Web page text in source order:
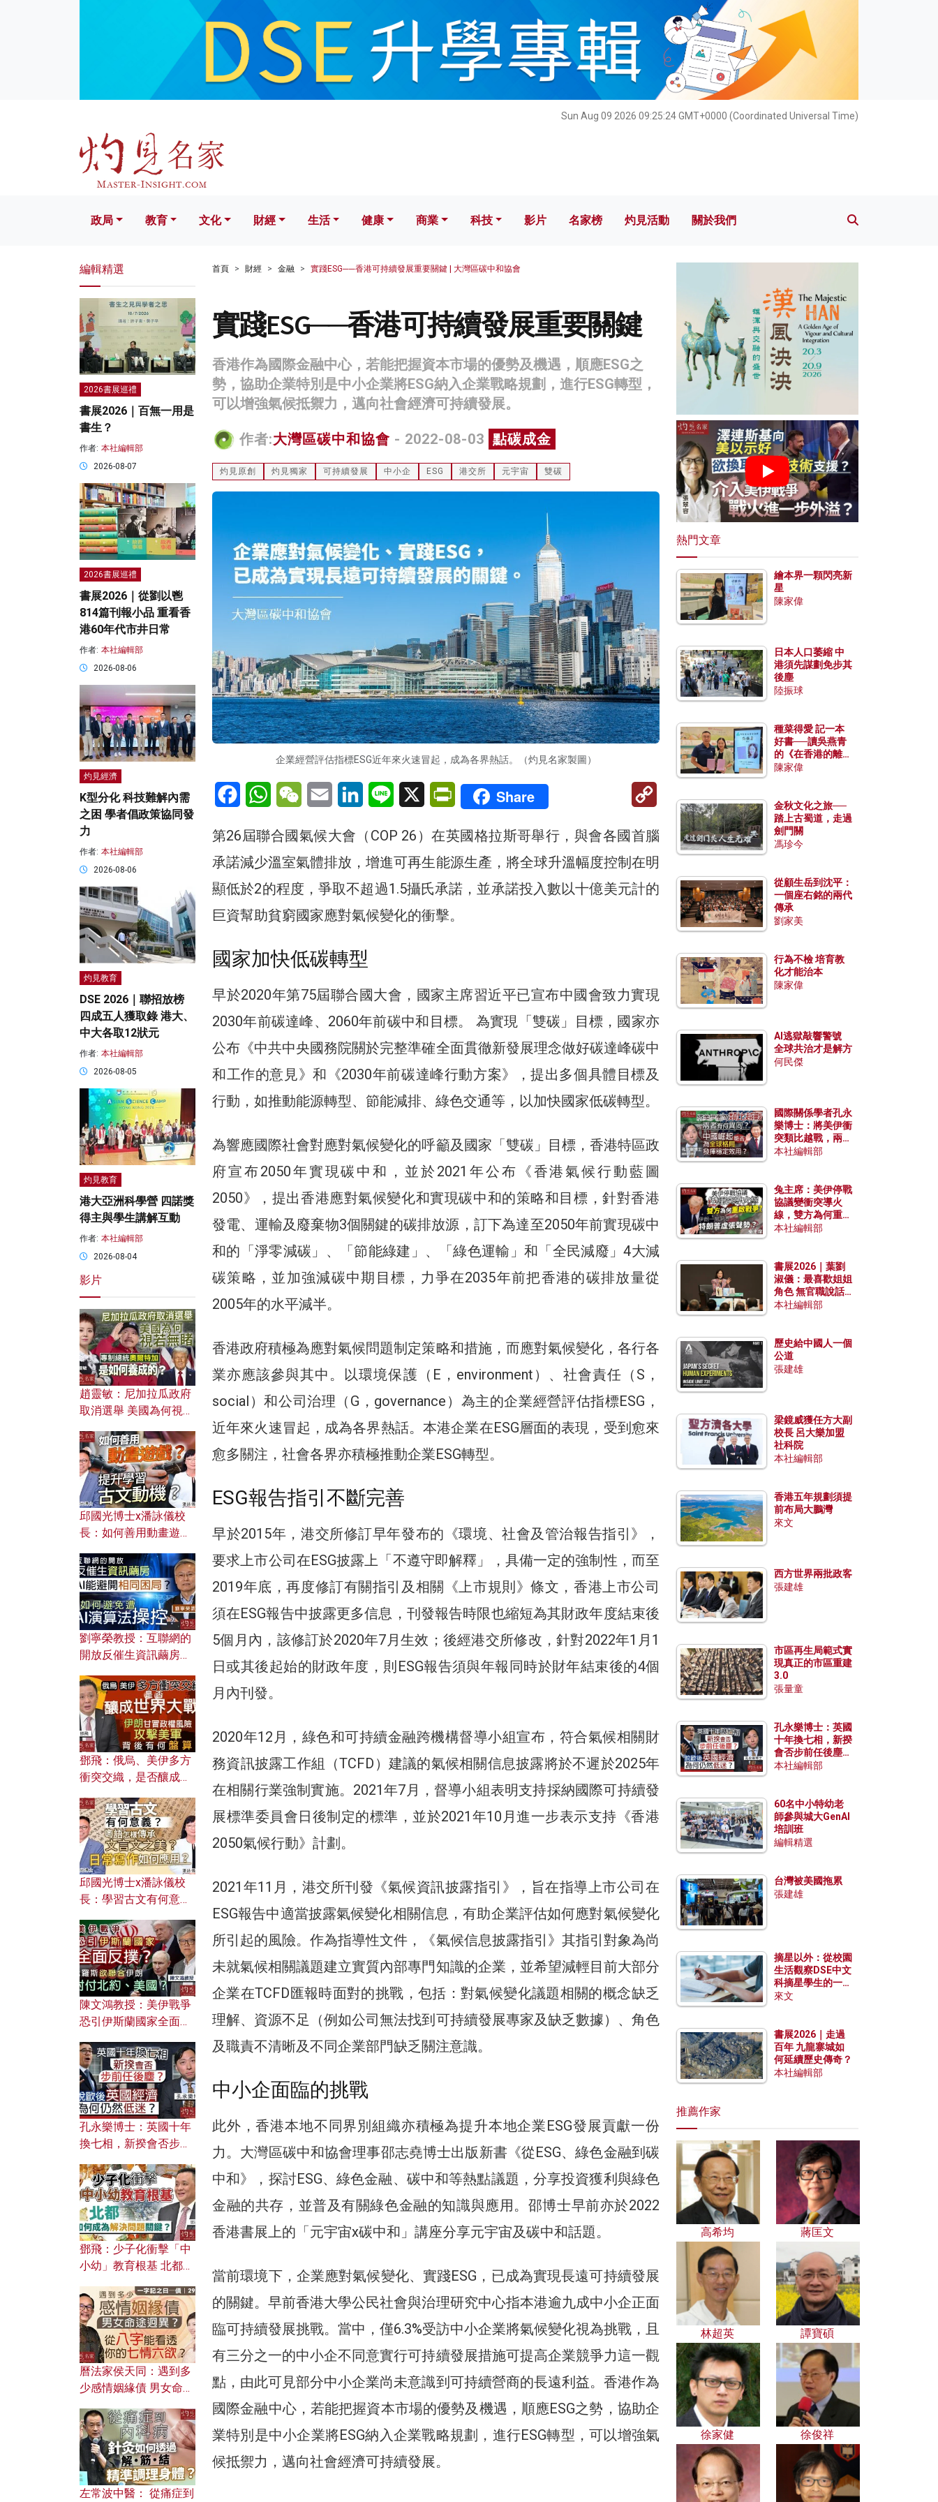
Sun Aug 09 2026 09:25:26 GMT+0000 (Coordinated Universal Time)
文化 財經 生活 健康 科技 影片 名家榜 灼見活動 關於我們
政局 教育 文化 財經 生活 健康 商業 科技 影片 名家榜 灼見活動 關於我們
首頁 財經 金融 實踐ESG──香港可持續發展重要關鍵 | 大灣區碳中和協會
實踐ESG──香港可持續發展重要關鍵
香港作為國際金融中心，若能把握資本市場的優勢及機遇，順應ESG之
勢，協助企業特別是中小企業將ESG納入企業戰略規劃，進行ESG轉型，
可以增強氣候抵禦力，邁向社會經濟可持續發展。
作者:大灣區碳中和協會 - 2022-08-03 點碳成金
灼見原創 灼見獨家 可持續發展 中小企 ESG 港交所 元宇宙 雙碳
企業經營評估指標ESG近年來火速冒起，成為各界熱話。（灼見名家製圖）
FacebookWhatsAppWeChatEmail LinkedInLine X PrintFriendly
Share
第26屆聯合國氣候大會（COP 26）在英國格拉斯哥舉行，與會各國首腦
承諾減少溫室氣體排放，增進可再生能源生產，將全球升溫幅度控制在明
顯低於2的程度，爭取不超過1.5攝氏承諾，並承諾投入數以十億美元計的
巨資幫助貧窮國家應對氣候變化的衝擊。
國家加快低碳轉型
早於2020年第75屆聯合國大會，國家主席習近平已宣布中國會致力實現
2030年前碳達峰、2060年前碳中和目標。 為實現「雙碳」目標，國家亦
公布《中共中央國務院關於完整準確全面貫徹新發展理念做好碳達峰碳中
和工作的意見》和《2030年前碳達峰行動方案》，提出多個具體目標及
行動，如推動能源轉型、節能減排、綠色交通等，以加快國家低碳轉型。
為響應國際社會對應對氣候變化的呼籲及國家「雙碳」目標，香港特區政
府宣布2050年實現碳中和，並於2021年公布《香港氣候行動藍圖
2050》，提出香港應對氣候變化和實現碳中和的策略和目標，針對香港
發電、運輸及廢棄物3個關鍵的碳排放源，訂下為達至2050年前實現碳中
和的「淨零減碳」、「節能綠建」、「綠色運輸」和「全民減廢」4大減
碳策略，並加強減碳中期目標，力爭在2035年前把香港的碳排放量從
2005年的水平減半。
香港政府積極為應對氣候問題制定策略和措施，而應對氣候變化，各行各
業亦應該參與其中。以環境保護（E，environment）、社會責任（S，
social）和公司治理（G，governance）為主的企業經營評估指標ESG，
近年來火速冒起，成為各界熱話。本港企業在ESG層面的表現，受到愈來
愈多關注，社會各界亦積極推動企業ESG轉型。
ESG報告指引不斷完善
早於2015年，港交所修訂早年發布的《環境、社會及管治報告指引》，
要求上市公司在ESG披露上「不遵守即解釋」，具備一定的強制性，而至
2019年底，再度修訂有關指引及相關《上市規則》條文，香港上市公司
須在ESG報告中披露更多信息，刊發報告時限也縮短為其財政年度結束後
5個月內，該修訂於2020年7月生效；後經港交所修改，針對2022年1月1
日或其後起始的財政年度，則ESG報告須與年報同時於財年結束後的4個
月內刊發。
2020年12月，綠色和可持續金融跨機構督導小組宣布，符合氣候相關財
務資訊披露工作組（TCFD）建議的氣候相關信息披露將於不遲於2025年
在相關行業強制實施。2021年7月，督導小組表明支持採納國際可持續發
展標準委員會日後制定的標準，並於2021年10月進一步表示支持《香港
2050氣候行動》計劃。
2021年11月，港交所刊發《氣候資訊披露指引》，旨在指導上市公司在
ESG報告中適當披露氣候變化相關信息，有助企業評估如何應對氣候變化
所引起的風險。作為指導性文件，《氣候信息披露指引》其指引對象為尚
未就氣候相關議題建立實質內部專門知識的企業，並希望減輕目前大部分
企業在TCFD匯報時面對的挑戰，包括：對氣候變化議題相關的概念缺乏
理解、資源不足（例如公司無法找到可持續發展專家及缺乏數據）、角色
及職責不清晰及不同企業部門缺乏關注意識。
中小企面臨的挑戰
此外，香港本地不同界別組織亦積極為提升本地企業ESG發展貢獻一份
力。大灣區碳中和協會理事邵志堯博士出版新書《從ESG、綠色金融到碳
中和》，探討ESG、綠色金融、碳中和等熱點議題，分享投資獲利與綠色
金融的共存，並普及有關綠色金融的知識與應用。邵博士早前亦於2022
香港書展上的「元宇宙x碳中和」講座分享元宇宙及碳中和話題。
當前環境下，企業應對氣候變化、實踐ESG，已成為實現長遠可持續發展
的關鍵。早前香港大學公民社會與治理研究中心指本港逾九成中小企正面
臨可持續發展挑戰。當中，僅6.3%受訪中小企業將氣候變化視為挑戰，且
有三分之一的中小企不同意實行可持續發展措施可提高企業競爭力這一觀
點，由此可見部分中小企業尚未意識到可持續營商的長遠利益。香港作為
國際金融中心，若能把握資本市場的優勢及機遇，順應ESG之勢，協助企
業特別是中小企業將ESG納入企業戰略規劃，進行ESG轉型，可以增強氣
候抵禦力，邁向社會經濟可持續發展。
編輯精選
2026書展巡禮
書展2026｜百無一用是
書生？
作者: 本社編輯部
2026-08-07
2026書展巡禮
書展2026｜從劉以鬯
814篇刊報小品 重看香
港60年代市井日常
作者: 本社編輯部
2026-08-06
灼見經濟
K型分化 科技難解內需
之困 學者倡政策協同發
力
作者: 本社編輯部
2026-08-06
灼見教育
DSE 2026｜聯招放榜
四成五人獲取錄 港大、
中大各取12狀元
作者: 本社編輯部
2026-08-05
灼見教育
港大亞洲科學營 四諾獎
得主與學生講解互動
作者: 本社編輯部
2026-08-04
影片
趙靈敏：尼加拉瓜政府
取消選舉 美國為何視若
加是如何養成的？
邱國光博士x潘詠儀校
長：如何善用動畫遊戲
劉寧榮教授：互聯網的
開放反催生資訊繭房，
何避免遭AI演算法操
控？
鄧飛：俄烏、美伊多方
衝突交織，是否釀成世
風險攻擊美軍，背後有
何盤算？
邱國光博士x潘詠儀校
長：學習古文有何意
文之美？ 日常寫作如何
應用？
陳文鴻教授：美伊戰爭
恐引伊斯蘭國家全面反
對付北約美國？
孔永樂博士：英國十年
換七相，新揆會否步前
濟為何仍然低迷？
鄧飛：少子化衝擊「中
小幼」教育根基 北都如
曆法家侯天同：遇到多
少感情姻緣債 男女命途
的七情六欲？
左常波中醫： 從痛症到
熱門文章
繪本界一顆閃亮新
星
陳家偉
日本人口萎縮 中
港須先謀劃免步其
後塵
陸振球
種菜得愛 記一本
好書──讀吳燕青
的《在香港的離島
種菜》
陳家偉
金秋文化之旅──
踏上古蜀道，走過
劍門關
馮珍今
從顧生岳到沈平：
一個座右銘的兩代
傳承
劉家美
行為不檢 培育教
化才能治本
陳家偉
AI逃獄敲響警號
全球共治才是解方
何民傑
國際關係學者孔永
樂博士：將美伊衝
突類比越戰，兩者
有何異同？中國崛
本社編輯部
兔主席：美伊停戰
協議變衝突導火
線，雙方為何重啟
戰爭？伊朗一早洞
本社編輯部
書展2026｜葉劉
淑儀：最喜歡姐姐
角色 無官職說話
包袱少
本社編輯部
歷史給中國人一個
公道
張建雄
梁鏡威獲任方大副
校長 呂大樂加盟
社科院
本社編輯部
香港五年規劃須提
前布局大鵬灣
來文
西方世界兩批政客
張建雄
市區再生局範式實
現真正的市區重建
3.0
張量童
孔永樂博士：英國
十年換七相，新揆
會否步前任後塵？
脫歐後英國經濟為
本社編輯部
60名中小特幼老
師參與城大GenAI
培訓班
編輯精選
台灣被美國拖累
張建雄
摘星以外：從校園
生活觀察DSE中文
科摘星學生的一點
特質
來文
書展2026｜走過
百年 九龍寨城如
何延續歷史傳奇？
本社編輯部
推薦作家
高希均 蔣匡文
林超英 譚寶碩
徐家健 徐俊祥